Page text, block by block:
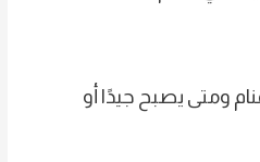
ومتى يصبح جيدًا أو